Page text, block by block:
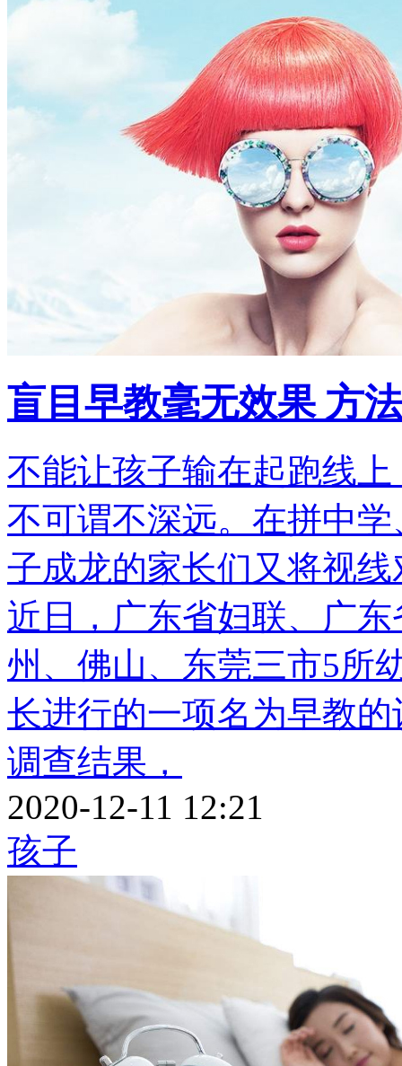
盲目早教毫无效果 方
不能让孩子输在起跑线
不可谓不深远。在拼中
子成龙的家长们又将视
近日，广东省妇联、广
州、佛山、东莞三市5所
长进行的一项名为早教
调查结果，
2020-12-11 12:21
孩子